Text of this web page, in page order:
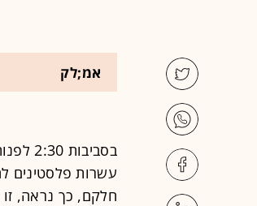
אמ;לק
עשרות פלסטינים
חלקם, כך נראה, זו